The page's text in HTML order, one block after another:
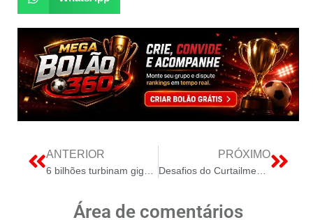
ANTERIOR
6 bilhões turbinam gigante dos aplicativos
PRÓXIMO
Desafios do Curtailment no Brasil: Transformando o Setor Elétrico
Área de comentários